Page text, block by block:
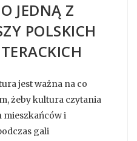
JEDNĄ Z
POLSKICH
jest ważna na co
żeby kultura czytania
mieszkańców i
gali